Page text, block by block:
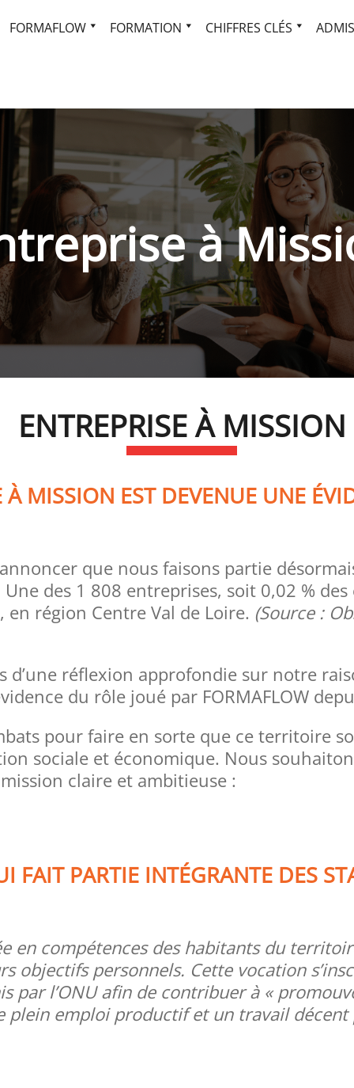
FORMAFLOW FORMATION CHIFFRES CLÉS
à
ENTREPRISE À MISSION
À MISSION EST DEVENUE UNE
que nous faisons partie
des 1 808 entreprises, soit 0,02 %
région Centre Val de Loire. (Source :
d’une réflexion approfondie sur notre
du rôle joué par FORMAFLOW
pour faire en sorte que ce territoire
sociale et économique. Nous
claire et ambitieuse :
FAIT PARTIE INTÉGRANTE DES
en compétences des habitants du
objectifs personnels. Cette vocation
par l’ONU afin de contribuer à «
plein emploi productif et un travail décent